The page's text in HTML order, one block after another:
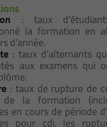
: taux
la formation en
d’année.
: taux d’alternants
aux examens qui
: taux de rupture de
de la formation
en cours de période
pour cdi, les